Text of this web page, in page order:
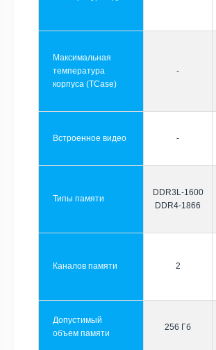
Максимальная
температура
корпуса (TCase)
-
Встроенное видео -
Типы памяти
DDR3L-1600
DDR4-1866
Каналов памяти 2
Допустимый
объем памяти
256 Гб